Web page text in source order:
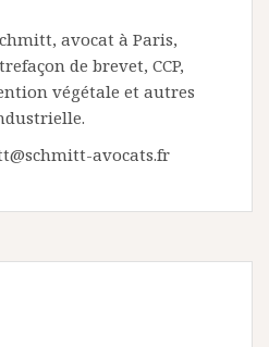
avocat à Paris,
de brevet, CCP,
végétale et autres
avocats.fr